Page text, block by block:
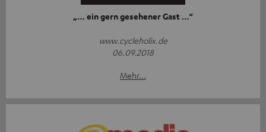
„… ein gern gesehener Gast …“
www.cycleholix.de
06.09.2018
Mehr...